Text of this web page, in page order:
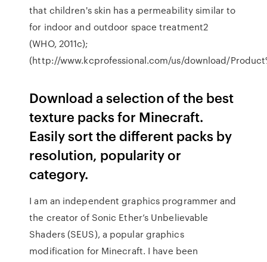
that children's skin has a permeability similar to
for indoor and outdoor space treatment2
(WHO, 2011c);
(http://www.kcprofessional.com/us/download/
Download a selection of the best
texture packs for Minecraft.
Easily sort the different packs by
resolution, popularity or
category.
I am an independent graphics programmer and
the creator of Sonic Ether’s Unbelievable
Shaders (SEUS), a popular graphics
modification for Minecraft. I have been